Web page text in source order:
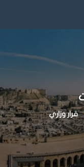
قرار وزاري